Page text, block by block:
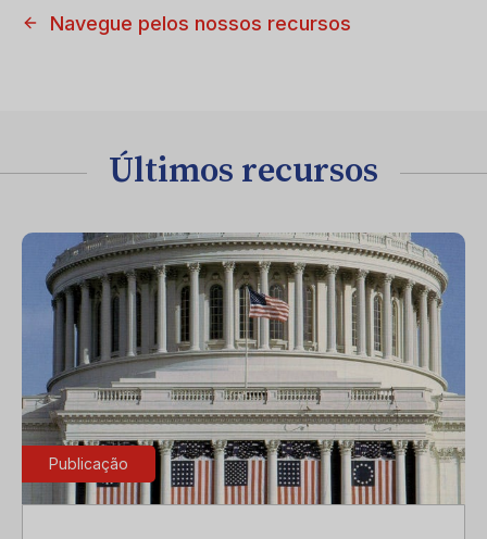
Navegue pelos nossos recursos
Últimos recursos
Publicação